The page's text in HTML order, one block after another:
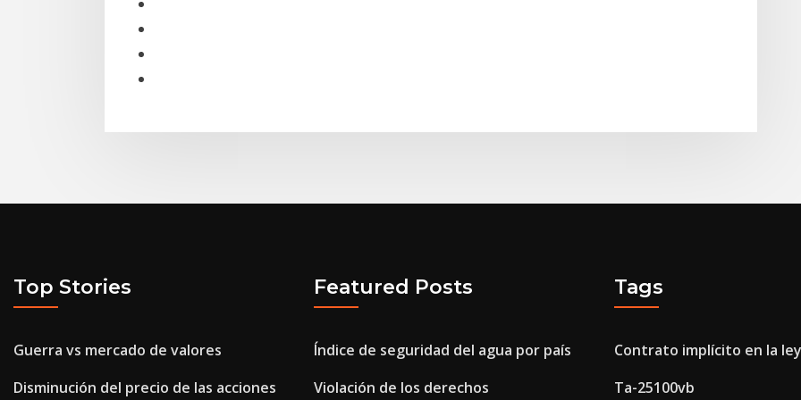
Top Stories
Guerra vs mercado de valores
Disminución del precio de las acciones
Featured Posts
Índice de seguridad del agua por país
Violación de los derechos
Tags
Contrato implícito en la
Ta-25100vb